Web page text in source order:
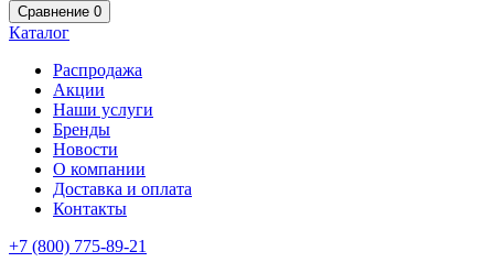
Сравнение 0
Каталог
Распродажа
Акции
Наши услуги
Бренды
Новости
О компании
Доставка и оплата
Контакты
+7 (800) 775-89-21